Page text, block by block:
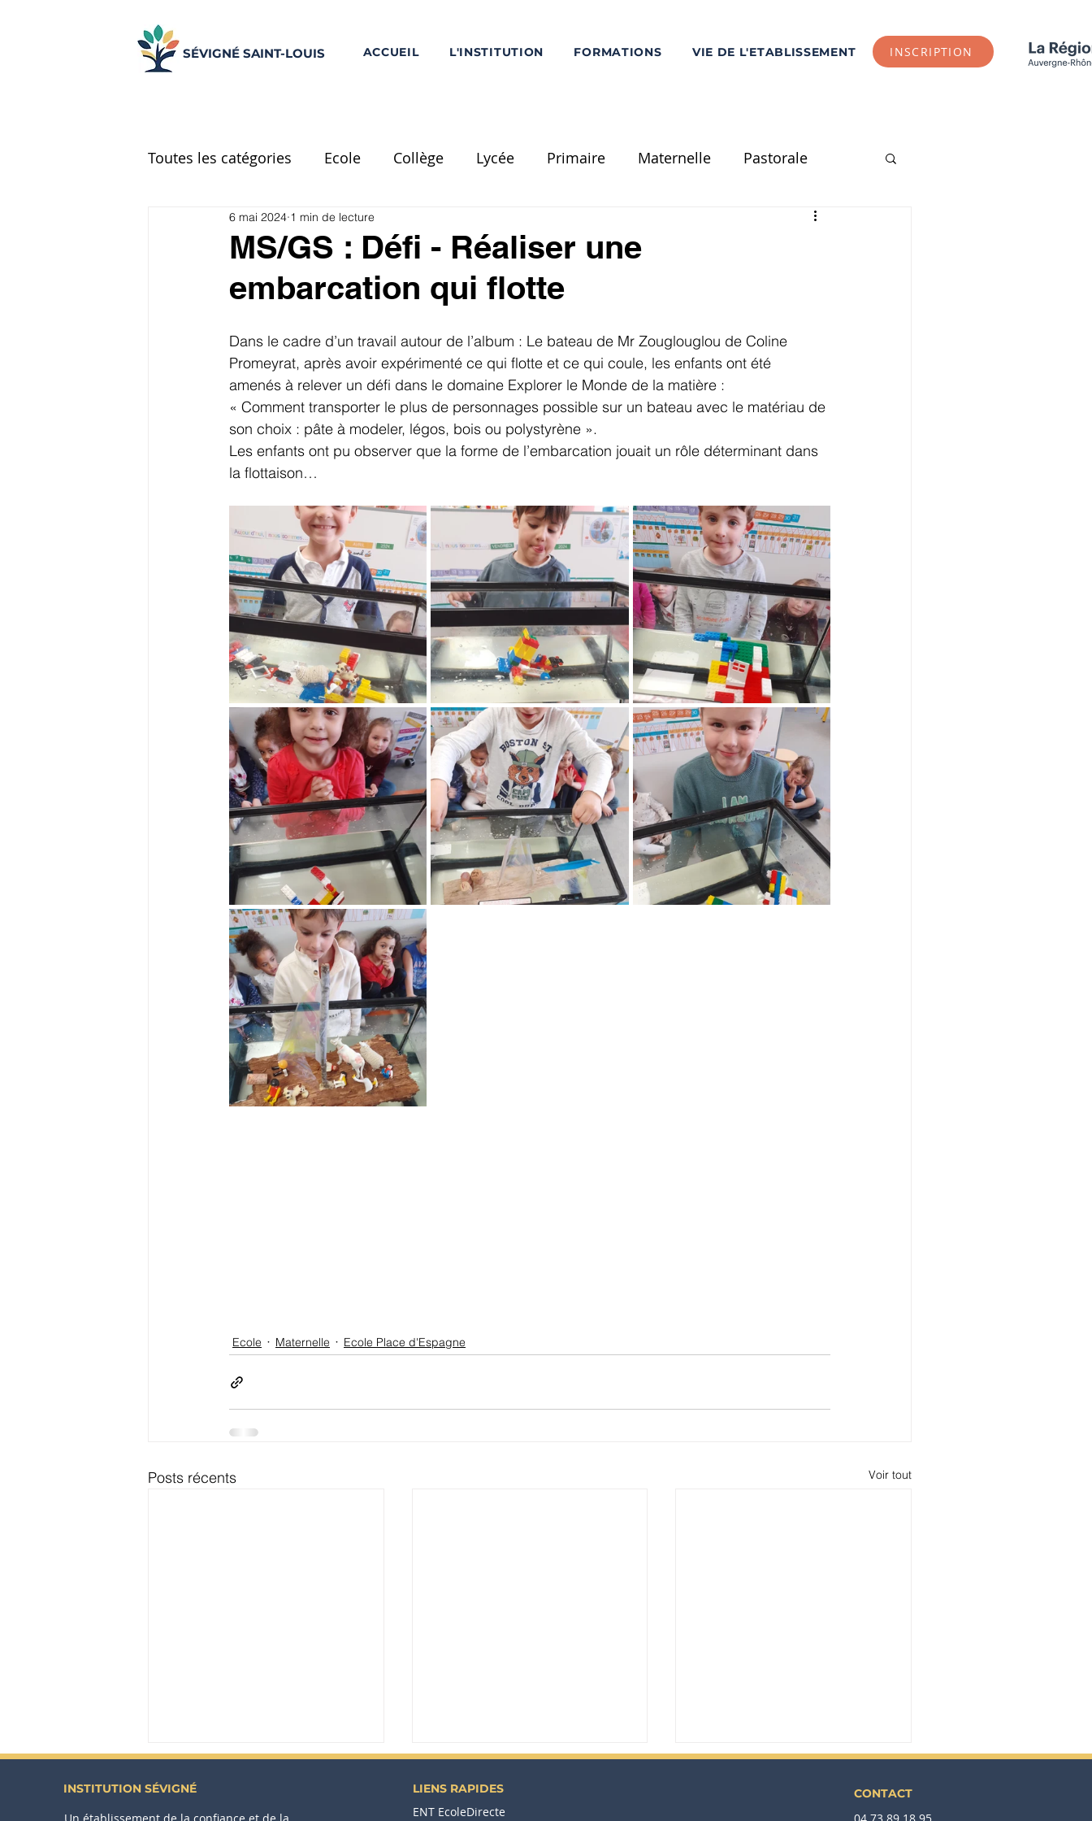
SÉVIGNÉ SAINT-LOUIS ACCUEIL L'INSTITUTION FORMATIONS VIE DE L'ETABLISSEMENT INSCRIPTION
Toutes les catégories Ecole Collège Lycée Primaire Maternelle Pastorale
Ecole Place d'Espagne Ecole Saint-Louis
Réseau d'aide Divers Réalisation / Travaux
Centre de documentation Pôle Supérieur Chorale - Musique
MS/GS : Défi - Réaliser une
embarcation qui flotte
6 mai 2024 1 min de lecture
Dans le cadre d’un travail autour de l’album : Le bateau de Mr Zouglouglou de Coline
Promeyrat, après avoir expérimenté ce qui flotte et ce qui coule, les enfants ont été
amenés à relever un défi dans le domaine Explorer le Monde de la matière :
« Comment transporter le plus de personnages possible sur un bateau avec le matériau de
son choix : pâte à modeler, légos, bois ou polystyrène ».
Les enfants ont pu observer que la forme de l’embarcation jouait un rôle déterminant dans
la flottaison…
Ecole Maternelle Ecole Place d'Espagne
Posts récents Voir tout
INSTITUTION SÉVIGNÉ LIENS RAPIDES
ENT EcoleDirecte
CONTACT